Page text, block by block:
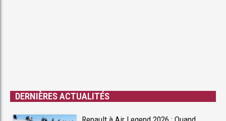
DERNIÈRES ACTUALITÉS